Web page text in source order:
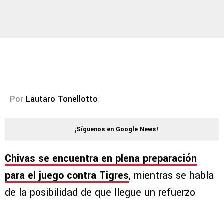
Por Lautaro Tonellotto
¡Síguenos en Google News!
Chivas se encuentra en plena preparación
para el juego contra Tigres, mientras se habla
de la posibilidad de que llegue un refuerzo